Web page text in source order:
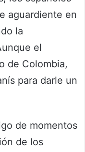
aguardiente en
la
el
de Colombia,
para darle un
de momentos
de los